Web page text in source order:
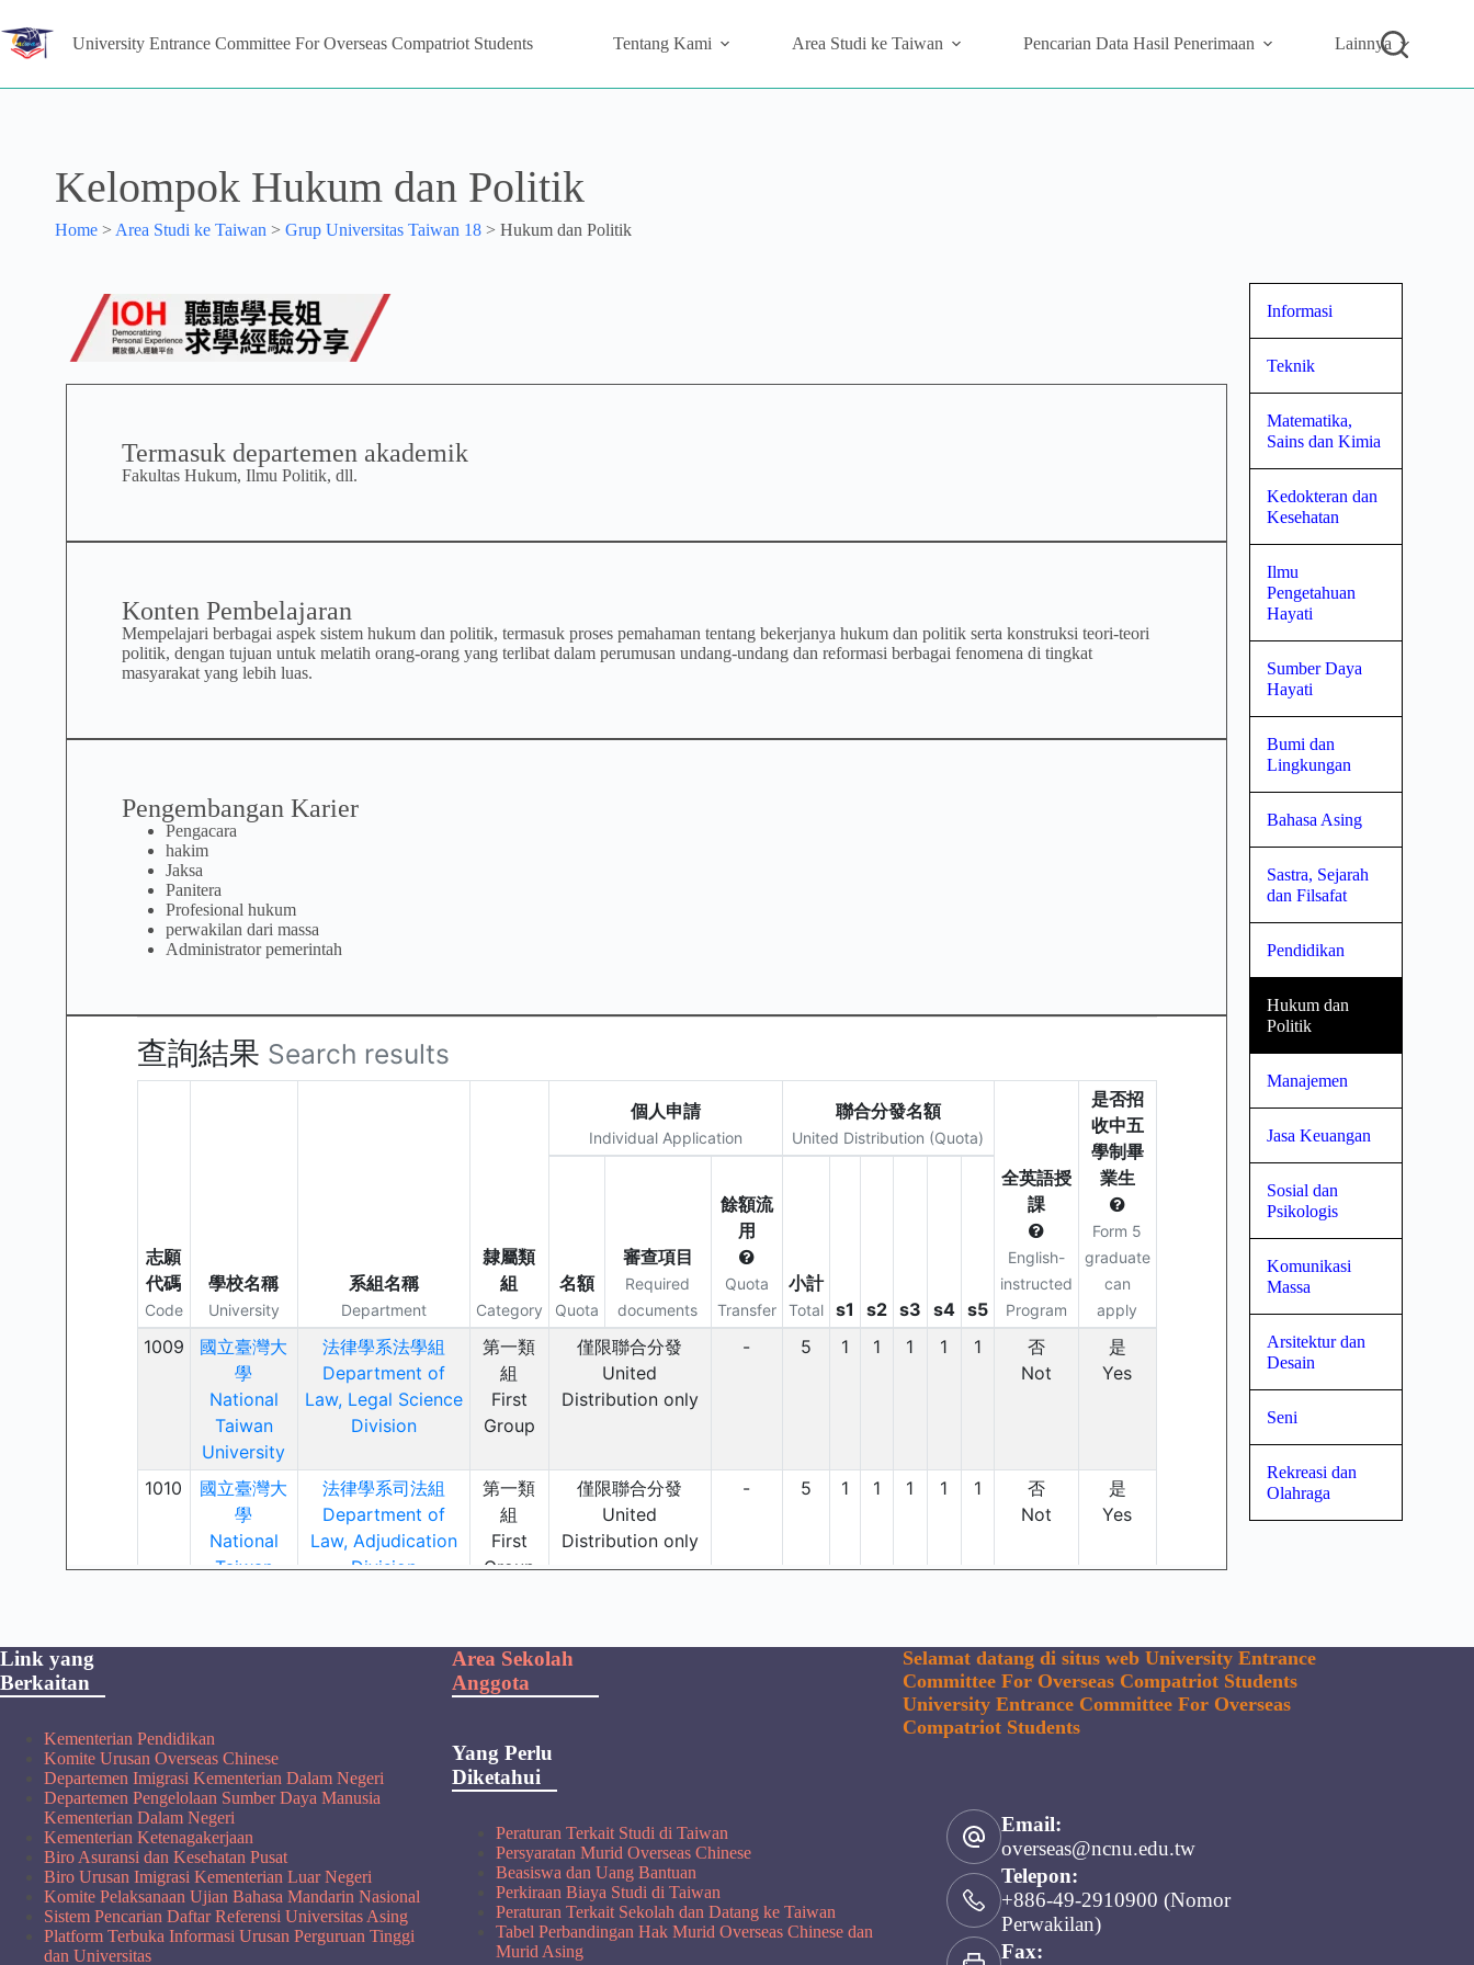
University Entrance Committee For Overseas Compatriot Students Tentang Kami Area Studi ke Taiwan Pencarian Data Hasil Penerimaan Lainnya
Kelompok Hukum dan Politik
Home > Area Studi ke Taiwan >Grup Universitas Taiwan 18 >Hukum dan Politik
Informasi
Teknik
Matematika,
Sains dan Kimia
Kedokteran dan
Kesehatan
Ilmu
Pengetahuan
Hayati
Sumber Daya
Hayati
Bumi dan
Lingkungan
Bahasa Asing
Sastra, Sejarah
dan Filsafat
Pendidikan
Hukum dan
Politik
Manajemen
Jasa Keuangan
Sosial dan
Psikologis
Komunikasi
Massa
Arsitektur dan
Desain
Seni
Rekreasi dan
Olahraga
Termasuk departemen akademik
Fakultas Hukum, Ilmu Politik, dll.
Konten Pembelajaran
Mempelajari berbagai aspek sistem hukum dan politik, termasuk proses pemahaman tentang bekerjanya hukum dan politik serta konstruksi teori-teori
politik, dengan tujuan untuk melatih orang-orang yang terlibat dalam perumusan undang-undang dan reformasi berbagai fenomena di tingkat
masyarakat yang lebih luas.
Pengembangan Karier
Pengacara
hakim
Jaksa
Panitera
Profesional hukum
perwakilan dari massa
Administrator pemerintah
Link yang
Berkaitan
Kementerian Pendidikan
Komite Urusan Overseas Chinese
Departemen Imigrasi Kementerian Dalam Negeri
Departemen Pengelolaan Sumber Daya Manusia
Kementerian Dalam Negeri
Kementerian Ketenagakerjaan
Biro Asuransi dan Kesehatan Pusat
Biro Urusan Imigrasi Kementerian Luar Negeri
Komite Pelaksanaan Ujian Bahasa Mandarin Nasional
Sistem Pencarian Daftar Referensi Universitas Asing
Platform Terbuka Informasi Urusan Perguruan Tinggi
dan Universitas
Area Sekolah
Anggota
Yang Perlu
Diketahui
Peraturan Terkait Studi di Taiwan
Persyaratan Murid Overseas Chinese
Beasiswa dan Uang Bantuan
Perkiraan Biaya Studi di Taiwan
Peraturan Terkait Sekolah dan Datang ke Taiwan
Tabel Perbandingan Hak Murid Overseas Chinese dan
Murid Asing
Selamat datang di situs web University Entrance
Committee For Overseas Compatriot Students
University Entrance Committee For Overseas
Compatriot Students
Email:
overseas@ncnu.edu.tw
Telepon:
+886-49-2910900 (Nomor
Perwakilan)
Fax: